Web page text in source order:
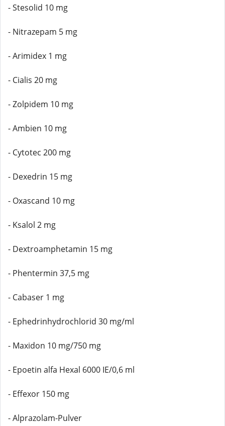
- Stesolid 10 mg
- Nitrazepam 5 mg
- Arimidex 1 mg
- Cialis 20 mg
- Zolpidem 10 mg
- Ambien 10 mg
- Cytotec 200 mg
- Dexedrin 15 mg
- Oxascand 10 mg
- Ksalol 2 mg
- Dextroamphetamin 15 mg
- Phentermin 37,5 mg
- Cabaser 1 mg
- Ephedrinhydrochlorid 30 mg/ml
- Maxidon 10 mg/750 mg
- Epoetin alfa Hexal 6000 IE/0,6 ml
- Effexor 150 mg
- Alprazolam-Pulver